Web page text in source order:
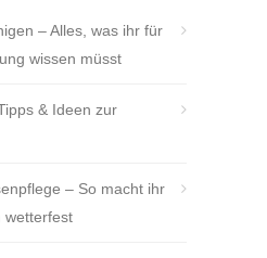
– Alles, was ihr für
wissen müsst
& Ideen zur
– So macht ihr
wetterfest